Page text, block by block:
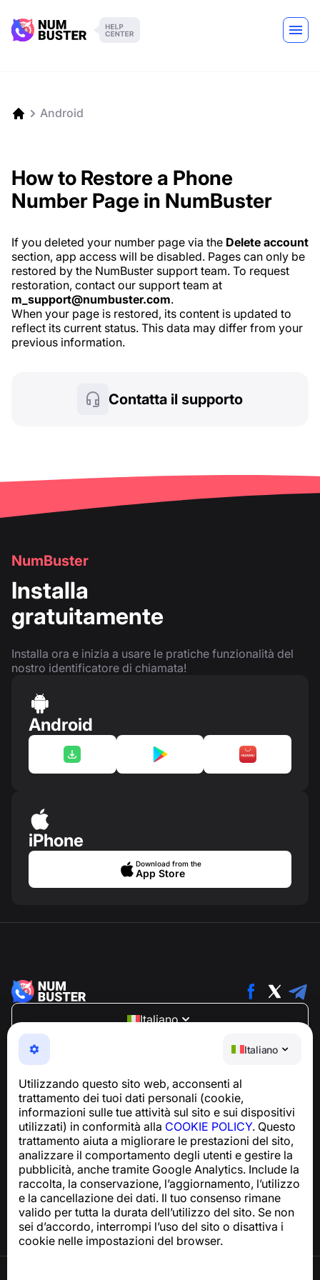
Italiano
Utilizzando questo sito web, acconsenti al
trattamento dei tuoi dati personali (cookie,
informazioni sulle tue attività sul sito e sui dispositivi
utilizzati) in conformità alla COOKIE POLICY. Questo
trattamento aiuta a migliorare le prestazioni del sito,
analizzare il comportamento degli utenti e gestire la
pubblicità, anche tramite Google Analytics. Include la
raccolta, la conservazione, l’aggiornamento, l’utilizzo
e la cancellazione dei dati. Il tuo consenso rimane
valido per tutta la durata dell’utilizzo del sito. Se non
sei d’accordo, interrompi l’uso del sito o disattiva i
cookie nelle impostazioni del browser.
Android
How to Restore a Phone
Number Page in NumBuster
If you deleted your number page via the Delete account
section, app access will be disabled. Pages can only be
restored by the NumBuster support team. To request
restoration, contact our support team at
m_support@numbuster.com.
When your page is restored, its content is updated to
reflect its current status. This data may differ from your
previous information.
Contatta il supporto
NumBuster
Installa
gratuitamente
Installa ora e inizia a usare le pratiche funzionalità del
nostro identificatore di chiamata!
Android
iPhone
Download from the
App Store
Italiano
NumBuster © 2013—2026 ·
support@numbuster.com
Un'app facile da usare che ti protegge da truffe
Per richieste relative alla conformità al GDPR:
support@numbuster.com
Centro assistenza
Notizie e articoli
Informazioni sul progetto
Contatti